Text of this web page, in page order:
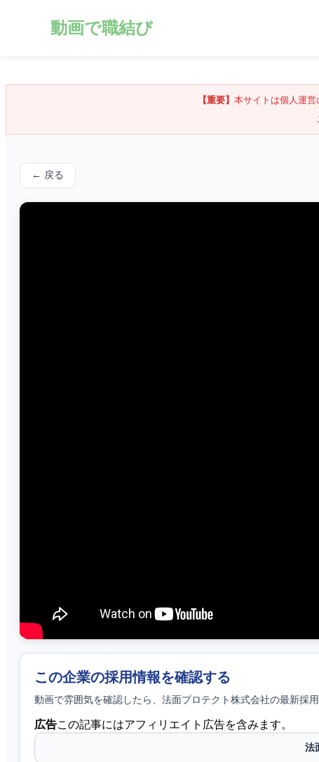
動画で職結び
【重要】 本サイトは個人運営
← 戻る
この企業の採用情報を確認する
動画で雰囲気を確認したら、 法面プロテクト株式会社の最新採
広告この記事にはアフィリエイト広告を含みます。
法